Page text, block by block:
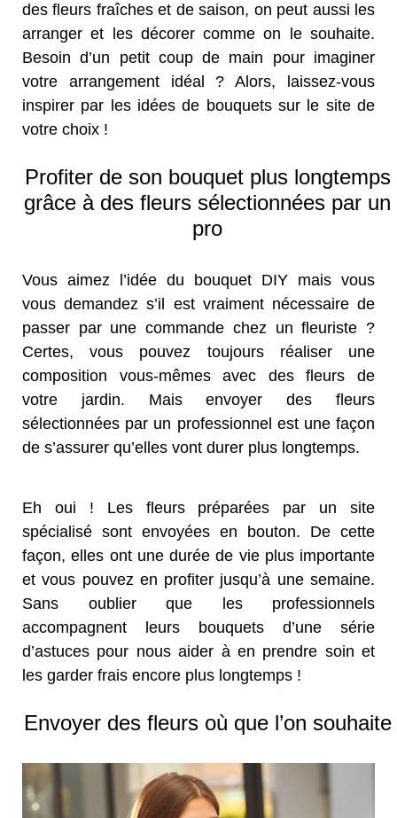
des fleurs fraîches et de saison, on peut aussi les
arranger et les décorer comme on le souhaite.
Besoin d’un petit coup de main pour imaginer
votre arrangement idéal ? Alors, laissez-vous
inspirer par les idées de bouquets sur le site de
votre choix !
Profiter de son bouquet plus longtemps
grâce à des fleurs sélectionnées par un
pro
Vous aimez l’idée du bouquet DIY mais vous
vous demandez s’il est vraiment nécessaire de
passer par une commande chez un fleuriste ?
Certes, vous pouvez toujours réaliser une
composition vous-mêmes avec des fleurs de
votre jardin. Mais envoyer des fleurs
sélectionnées par un professionnel est une façon
de s’assurer qu’elles vont durer plus longtemps.
Eh oui ! Les fleurs préparées par un site
spécialisé sont envoyées en bouton. De cette
façon, elles ont une durée de vie plus importante
et vous pouvez en profiter jusqu’à une semaine.
Sans oublier que les professionnels
accompagnent leurs bouquets d’une série
d’astuces pour nous aider à en prendre soin et
les garder frais encore plus longtemps !
Envoyer des fleurs où que l’on souhaite